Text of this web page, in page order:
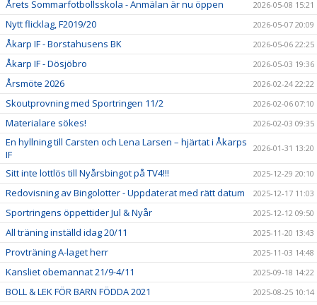
Årets Sommarfotbollsskola - Anmälan är nu öppen 2026-05-08 15:21
Nytt flicklag, F2019/20 2026-05-07 20:09
Åkarp IF - Borstahusens BK 2026-05-06 22:25
Åkarp IF - Dösjöbro 2026-05-03 19:36
Årsmöte 2026 2026-02-24 22:22
Skoutprovning med Sportringen 11/2 2026-02-06 07:10
Materialare sökes! 2026-02-03 09:35
En hyllning till Carsten och Lena Larsen – hjärtat i Åkarps
IF
2026-01-31 13:20
Sitt inte lottlös till Nyårsbingot på TV4!!! 2025-12-29 20:10
Redovisning av Bingolotter - Uppdaterat med rätt datum 2025-12-17 11:03
Sportringens öppettider Jul & Nyår 2025-12-12 09:50
All träning inställd idag 20/11 2025-11-20 13:43
Provträning A-laget herr 2025-11-03 14:48
Kansliet obemannat 21/9-4/11 2025-09-18 14:22
BOLL & LEK FÖR BARN FÖDDA 2021 2025-08-25 10:14